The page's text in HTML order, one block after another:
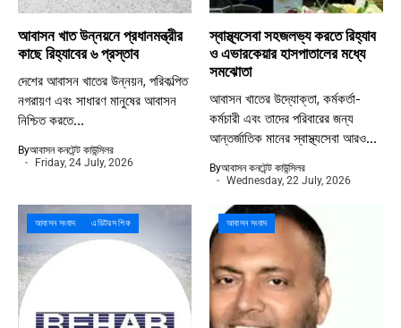
আবাসন খাত উন্নয়নে প্রধানমন্ত্রীর
কাছে রিহ্যাবের ৬ প্রস্তাব
দেশের আবাসন খাতের উন্নয়ন, পরিকল্পিত
নগরায়ণ এবং সাধারণ মানুষের আবাসন
নিশ্চিত করতে...
Byআবাসন কনটেন্ট কাউন্সিলর
Friday, 24 July, 2026
স্বাস্থ্যসেবা সহজলভ্য করতে রিহ্যাব
ও এভারকেয়ার হাসপাতালের মধ্যে
সমঝোতা
আবাসন খাতের উদ্যোক্তা, কর্মকর্তা-
কর্মচারী এবং তাদের পরিবারের জন্য
আন্তর্জাতিক মানের স্বাস্থ্যসেবা আরও...
Byআবাসন কনটেন্ট কাউন্সিলর
Wednesday, 22 July, 2026
আবাসন সংবাদ এডিটরস পিক আবাসন সংবাদ